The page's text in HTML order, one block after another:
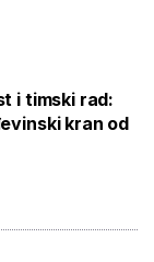
i timski rad:
kran od